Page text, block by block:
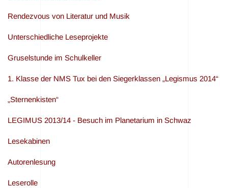
Rendezvous von Literatur und Musik
Unterschiedliche Leseprojekte
Gruselstunde im Schulkeller
1. Klasse der NMS Tux bei den Siegerklassen „Legismus 2014“
„Sternenkisten“
LEGIMUS 2013/14 - Besuch im Planetarium in Schwaz
Lesekabinen
Autorenlesung
Leserolle